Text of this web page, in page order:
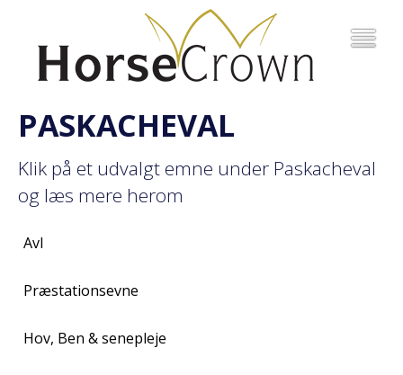
PASKACHEVAL
Klik på et udvalgt emne under Paskacheval
og læs mere herom
Avl
Præstationsevne
Hov, Ben & senepleje